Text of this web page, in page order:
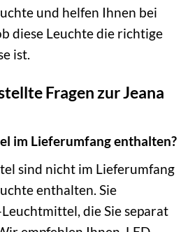
und helfen Ihnen bei
diese Leuchte die richtige
ist.
Fragen zur Jeana
im Lieferumfang enthalten?
sind nicht im Lieferumfang
enthalten. Sie
die Sie separat